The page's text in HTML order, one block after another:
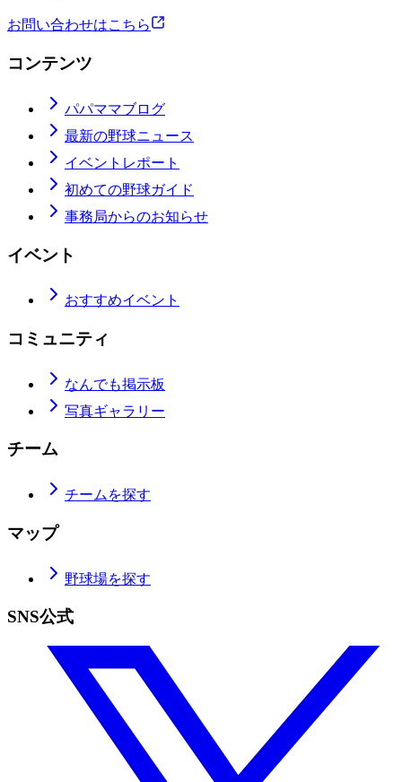
お問い合わせはこちら
コンテンツ
パパママブログ
最新の野球ニュース
イベントレポート
初めての野球ガイド
事務局からのお知らせ
イベント
おすすめイベント
コミュニティ
なんでも掲示板
写真ギャラリー
チーム
チームを探す
マップ
野球場を探す
SNS公式